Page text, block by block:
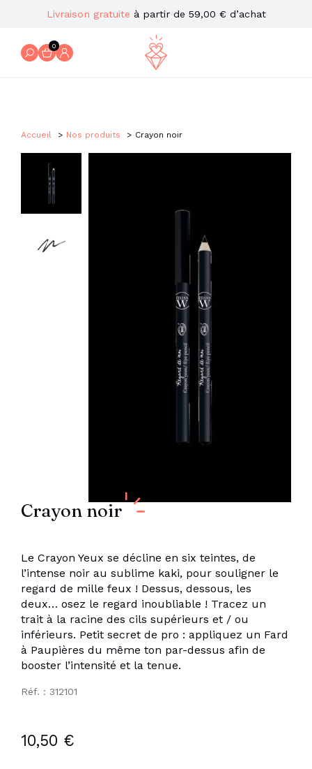
Livraison gratuite à partir de 59,00 € d’achat
0
Accueil Nos produits Crayon noir
Crayon noir
Le Crayon Yeux se décline en six teintes, de
l’intense noir au sublime kaki, pour souligner le
regard de mille feux ! Dessus, dessous, les
deux… osez le regard inoubliable ! Tracez un
trait à la racine des cils supérieurs et / ou
inférieurs. Petit secret de pro : appliquez un Fard
à Paupières du même ton par-dessus afin de
booster l’intensité et la tenue.
Réf. : 312101
10,50 €